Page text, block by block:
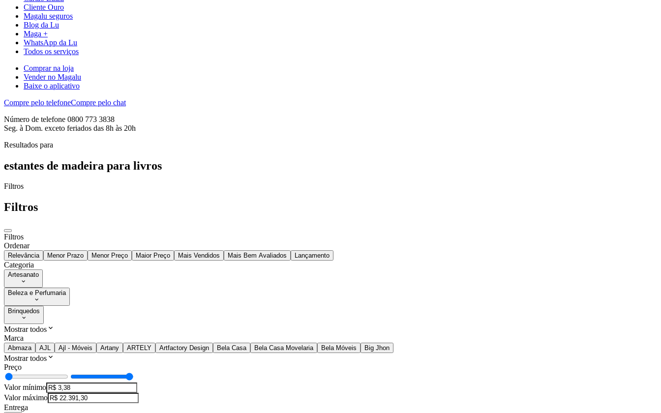
Cliente Ouro
Magalu seguros
Blog da Lu
Maga +
WhatsApp da Lu
Todos os serviços
Comprar na loja
Vender no Magalu
Baixe o aplicativo
Compre pelo telefoneCompre pelo chat
Número de telefone 0800 773 3838
Seg. à Dom. exceto feriados das 8h às 20h
Resultados para
estantes de madeira para livros
Filtros
Filtros
Filtros
Ordenar
Relevância Menor Prazo Menor Preço Maior Preço Mais Vendidos Mais Bem Avaliados Lançamento
Categoria
Artesanato
Beleza e Perfumaria
Brinquedos
Mostrar todos
Marca
Abmaza AJL Ajl - Móveis Artany ARTELY Artfactory Design Bela Casa Bela Casa Movelaria Bela Móveis Big Jhon
Mostrar todos
Preço
Valor mínimo
Valor máximo
Entrega